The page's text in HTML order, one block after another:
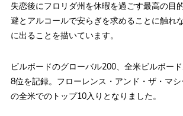
失恋後にフロリダ州を休暇を過ごす最高の目
避とアルコールで安らぎを求めることに触れ
に出ることを描いています。
ビルボードのグローバル200、全米ビルボー
8位を記録。フローレンス・アンド・ザ・マ
の全米でのトップ10入りとなりました。